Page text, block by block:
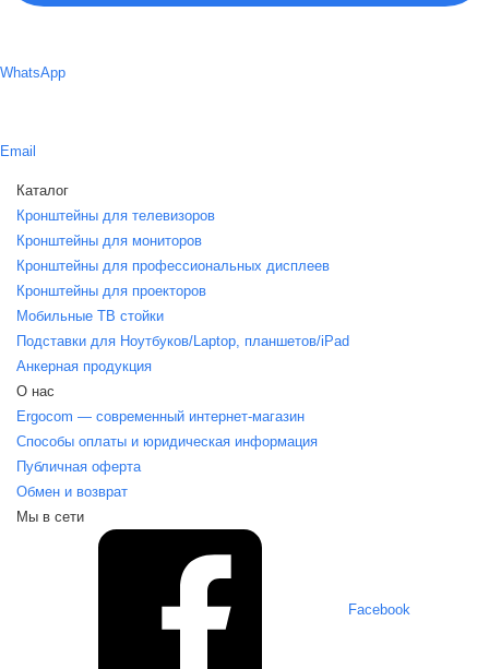
WhatsApp
Email
Каталог
Кронштейны для телевизоров
Кронштейны для мониторов
Кронштейны для профессиональных дисплеев
Кронштейны для проекторов
Мобильные ТВ стойки
Подставки для Ноутбуков/Laptop, планшетов/iPаd
Анкерная продукция
О нас
Ergocom — современный интернет-магазин
Способы оплаты и юридическая информация
Публичная оферта
Обмен и возврат
Мы в сети
Facebook